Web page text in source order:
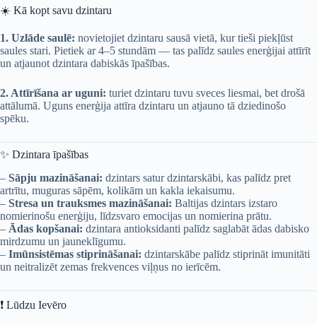
☀️ Kā kopt savu dzintaru
1. Uzlāde saulē: novietojiet dzintaru sausā vietā, kur tieši piekļūst
saules stari. Pietiek ar 4–5 stundām — tas palīdz saules enerģijai attīrīt
un atjaunot dzintara dabiskās īpašības.
2. Attīrīšana ar uguni: turiet dzintaru tuvu sveces liesmai, bet drošā
attālumā. Uguns enerģija attīra dzintaru un atjauno tā dziedinošo
spēku.
✨ Dzintara īpašības
– Sāpju mazināšanai: dzintars satur dzintarskābi, kas palīdz pret
artrītu, muguras sāpēm, kolikām un kakla iekaisumu.
– Stresa un trauksmes mazināšanai: Baltijas dzintars izstaro
nomierinošu enerģiju, līdzsvaro emocijas un nomierina prātu.
– Ādas kopšanai: dzintara antioksidanti palīdz saglabāt ādas dabisko
mirdzumu un jauneklīgumu.
– Imūnsistēmas stiprināšanai: dzintarskābe palīdz stiprināt imunitāti
un neitralizēt zemas frekvences viļņus no ierīcēm.
❗ Lūdzu Ievēro